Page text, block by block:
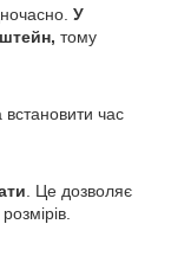
У
тому
час
. Це дозволяє